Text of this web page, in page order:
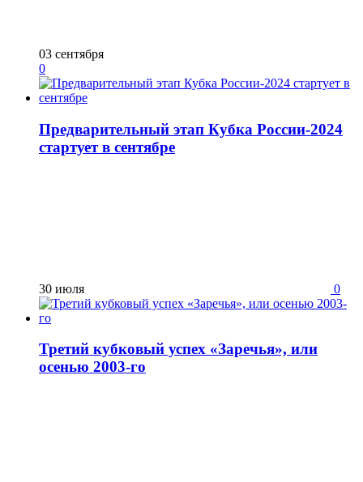
03 сентября
0
Предварительный этап Кубка России-2024
стартует в сентябре
30 июля 0
Третий кубковый успех «Заречья», или
осенью 2003-го